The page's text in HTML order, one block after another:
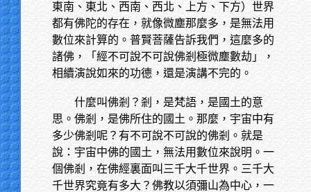
東南、東北、西南、西北、上方、下方）世界
都有佛陀的存在，就像微塵那麼多，是無法用
數位來計算的。普賢菩薩告訴我們，這麼多的
諸佛，「經不可說不可說佛剎極微塵數劫」，
相續演說如來的功德，還是演講不完的。
什麼叫佛剎？剎，是梵語，是國土的意
思。佛剎，是佛所住的國土。那麼，宇宙中有
多少佛剎呢？有不可說不可說的佛剎。就是
說：宇宙中佛的國土，無法用數位來說明。一
個佛剎，在佛經裏面叫三千大千世界。三千大
千世界究竟有多大？佛教以須彌山為中心，一